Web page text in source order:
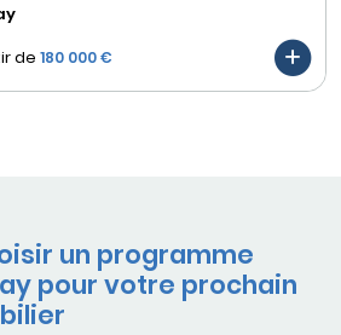
de 180 000 €
un programme
pour votre prochain